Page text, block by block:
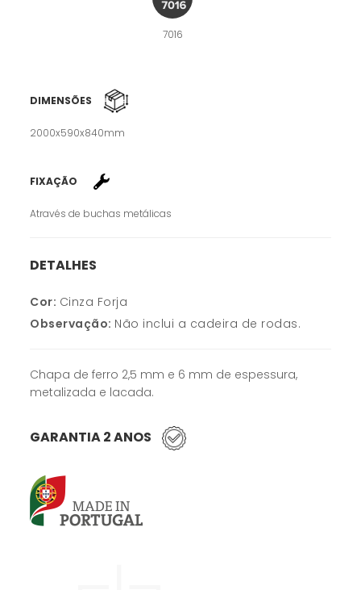
7016
DIMENSÕES
2000x590x840mm
FIXAÇÃO
Através de buchas metálicas
DETALHES
Cor: Cinza Forja
Observação: Não inclui a cadeira de rodas.
Chapa de ferro 2,5 mm e 6 mm de espessura,
metalizada e lacada.
GARANTIA 2 ANOS